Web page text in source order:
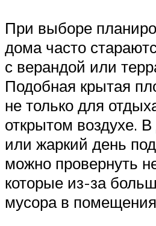
При выборе
дома часто
с верандой или
Подобная крытая
не только для
открытом воздухе.
или жаркий день
можно провернуть
которые из-за
мусора в